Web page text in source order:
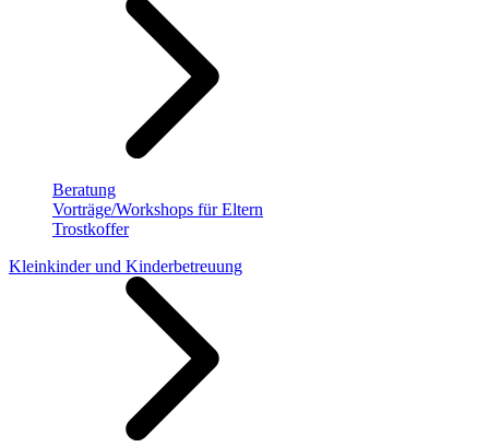
Beratung
Vorträge/Workshops für Eltern
Trostkoffer
Kleinkinder und Kinderbetreuung